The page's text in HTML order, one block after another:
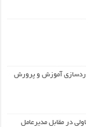
آموزش و پرورش
در مقابل مدیرعامل